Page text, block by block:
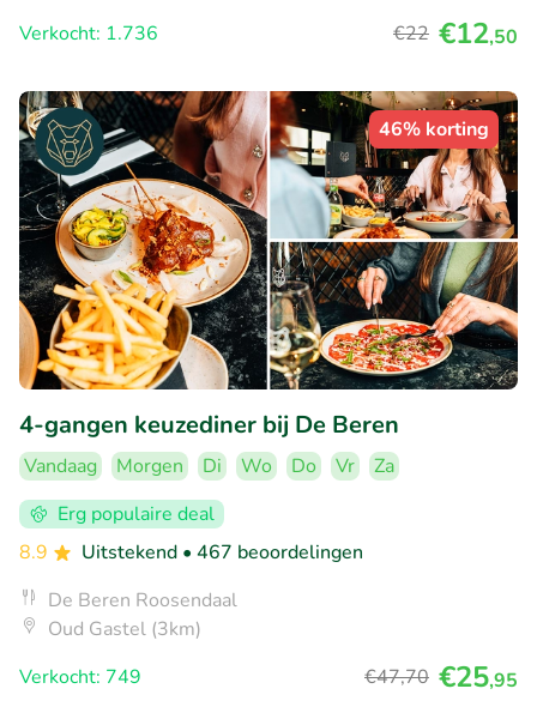
Verkocht: 1.736
€22 €12,50
46% korting
4-gangen keuzediner bij De Beren
Vandaag Morgen Di Wo Do Vr
Za
Erg populaire deal
8.9
Uitstekend • 467 beoordelingen
De Beren Roosendaal
Oud Gastel (3km)
Verkocht: 749
€47,70 €25,95